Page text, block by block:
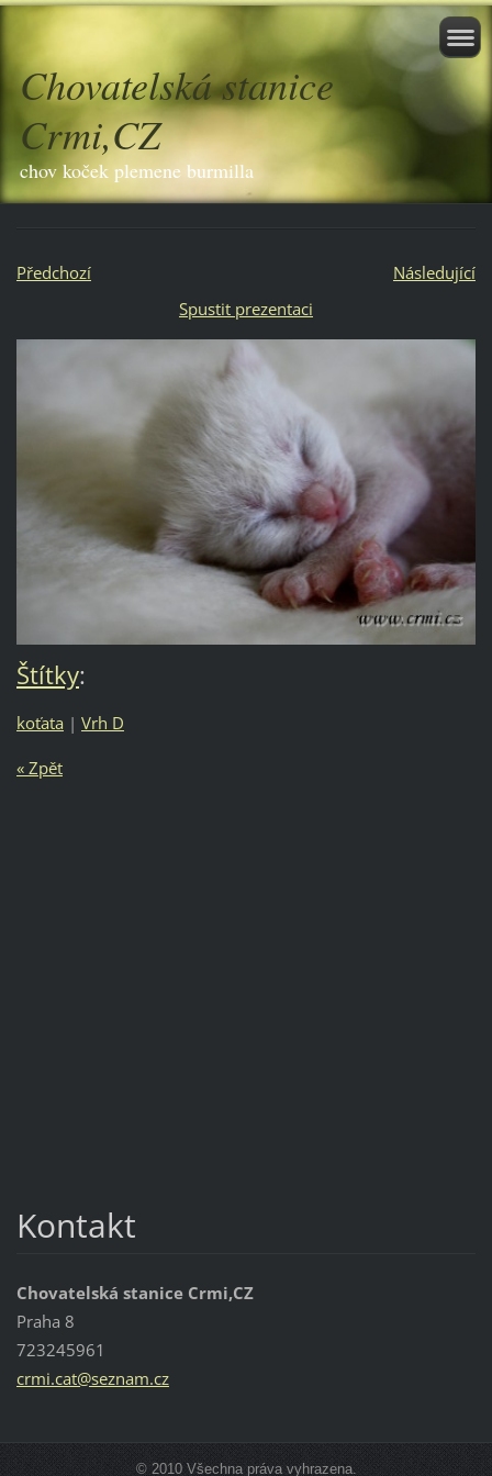
Chovatelská stanice
Crmi,CZ
chov koček plemene burmilla
Předchozí
Následující
Spustit prezentaci
Štítky:
koťata | Vrh D
« Zpět
Kontakt
Chovatelská stanice Crmi,CZ
Praha 8
723245961
crmi.cat@seznam.cz
© 2010 Všechna práva vyhrazena.